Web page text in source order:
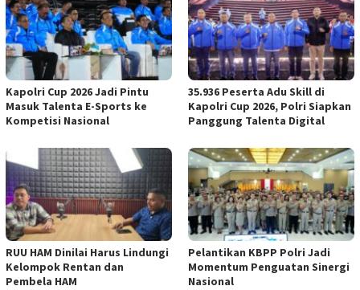
Kapolri Cup 2026 Jadi Pintu
Masuk Talenta E-Sports ke
Kompetisi Nasional
35.936 Peserta Adu Skill di
Kapolri Cup 2026, Polri Siapkan
Panggung Talenta Digital
RUU HAM Dinilai Harus Lindungi
Kelompok Rentan dan
Pembela HAM
Pelantikan KBPP Polri Jadi
Momentum Penguatan Sinergi
Nasional